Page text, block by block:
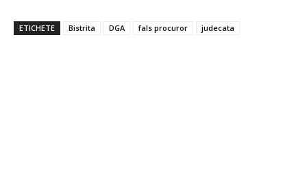
ETICHETE Bistrita DGA fals procuror judecata